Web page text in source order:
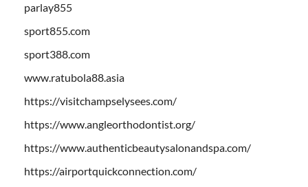
parlay855
sport855.com
sport388.com
www.ratubola88.asia
https://visitchampselysees.com/
https://www.angleorthodontist.org/
https://www.authenticbeautysalonandspa.com/
https://airportquickconnection.com/